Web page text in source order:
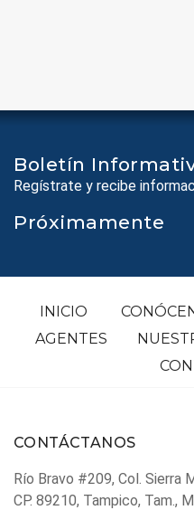
Boletín
Regístrate y recibe
Próximamente
INICIO
AGENTES
CONTÁCTANOS
Río Bravo #209, Col. Sierra
CP. 89210, Tampico, Tam.,